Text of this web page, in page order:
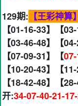
129期: 【王彩神算】
【01-16-33】【
【03-46-48】【
【07-09-31】【
【10-20-43】【
【18-42-48】【
开:34-07-40-21-